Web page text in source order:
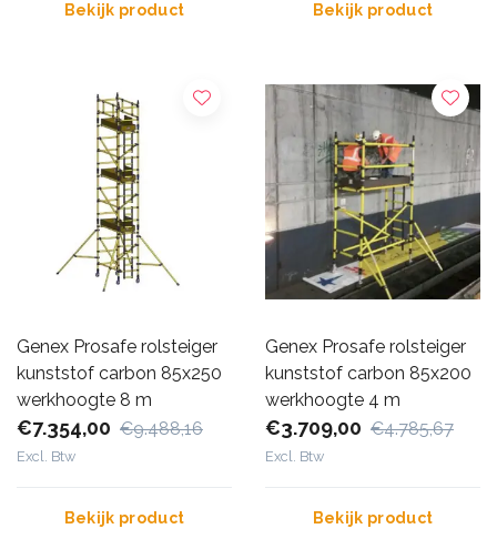
Bekijk product Bekijk product
Genex Prosafe rolsteiger
kunststof carbon 85x250
werkhoogte 8 m
€7.354,00 €9.488,16
Excl. Btw
Bekijk product
Genex Prosafe rolsteiger
kunststof carbon 85x200
werkhoogte 4 m
€3.709,00 €4.785,67
Excl. Btw
Bekijk product